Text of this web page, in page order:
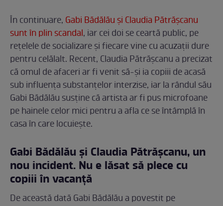
În continuare, Gabi Bădălău și Claudia Pătrășcanu
sunt în plin scandal, iar cei doi se ceartă public, pe
rețelele de socializare și fiecare vine cu acuzații dure
pentru celălalt. Recent, Claudia Pătrășcanu a precizat
că omul de afaceri ar fi venit să-și ia copiii de acasă
sub influența substanțelor interzise, iar la rândul său
Gabi Bădălău susține că artista ar fi pus microfoane
pe hainele celor mici pentru a afla ce se întâmplă în
casa în care locuiește.
Gabi Bădălău și Claudia Pătrășcanu, un
nou incident. Nu e lăsat să plece cu
copiii în vacanță
De această dată Gabi Bădălău a povestit pe